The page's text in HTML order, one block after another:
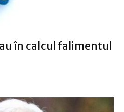
în calcul falimentul